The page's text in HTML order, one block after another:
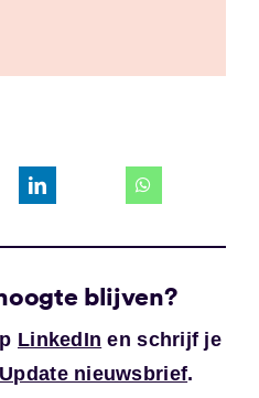
blijven?
LinkedIn en schrijf je
nieuwsbrief.